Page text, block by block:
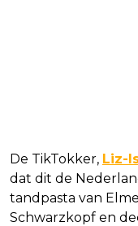
De TikTokker, Liz-
dat dit de
tandpasta van
Schwarzkopf en